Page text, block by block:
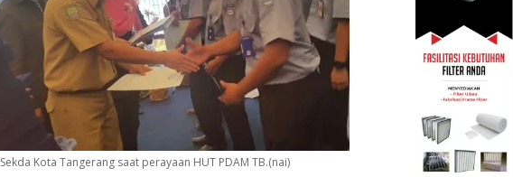
Sekda Kota Tangerang saat perayaan HUT PDAM TB.(nai)